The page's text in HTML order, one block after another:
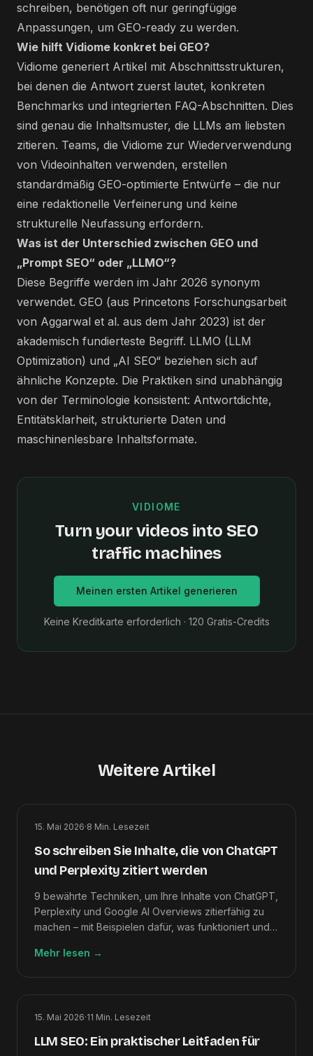
schreiben, benötigen oft nur geringfügige
Anpassungen, um GEO-ready zu werden.
Wie hilft Vidiome konkret bei GEO?
Vidiome generiert Artikel mit Abschnittsstrukturen,
bei denen die Antwort zuerst lautet, konkreten
Benchmarks und integrierten FAQ-Abschnitten. Dies
sind genau die Inhaltsmuster, die LLMs am liebsten
zitieren. Teams, die Vidiome zur Wiederverwendung
von Videoinhalten verwenden, erstellen
standardmäßig GEO-optimierte Entwürfe – die nur
eine redaktionelle Verfeinerung und keine
strukturelle Neufassung erfordern.
Was ist der Unterschied zwischen GEO und
„Prompt SEO“ oder „LLMO“?
Diese Begriffe werden im Jahr 2026 synonym
verwendet. GEO (aus Princetons Forschungsarbeit
von Aggarwal et al. aus dem Jahr 2023) ist der
akademisch fundierteste Begriff. LLMO (LLM
Optimization) und „AI SEO“ beziehen sich auf
ähnliche Konzepte. Die Praktiken sind unabhängig
von der Terminologie konsistent: Antwortdichte,
Entitätsklarheit, strukturierte Daten und
maschinenlesbare Inhaltsformate.
VIDIOME
Turn your videos into SEO
traffic machines
Meinen ersten Artikel generieren
Keine Kreditkarte erforderlich · 120 Gratis-Credits
Weitere Artikel
15. Mai 2026·8 Min. Lesezeit
So schreiben Sie Inhalte, die von ChatGPT
und Perplexity zitiert werden
9 bewährte Techniken, um Ihre Inhalte von ChatGPT,
Perplexity und Google AI Overviews zitierfähig zu
machen – mit Beispielen dafür, was funktioniert und
Mehr lesen →
15. Mai 2026·11 Min. Lesezeit
LLM SEO: Ein praktischer Leitfaden für